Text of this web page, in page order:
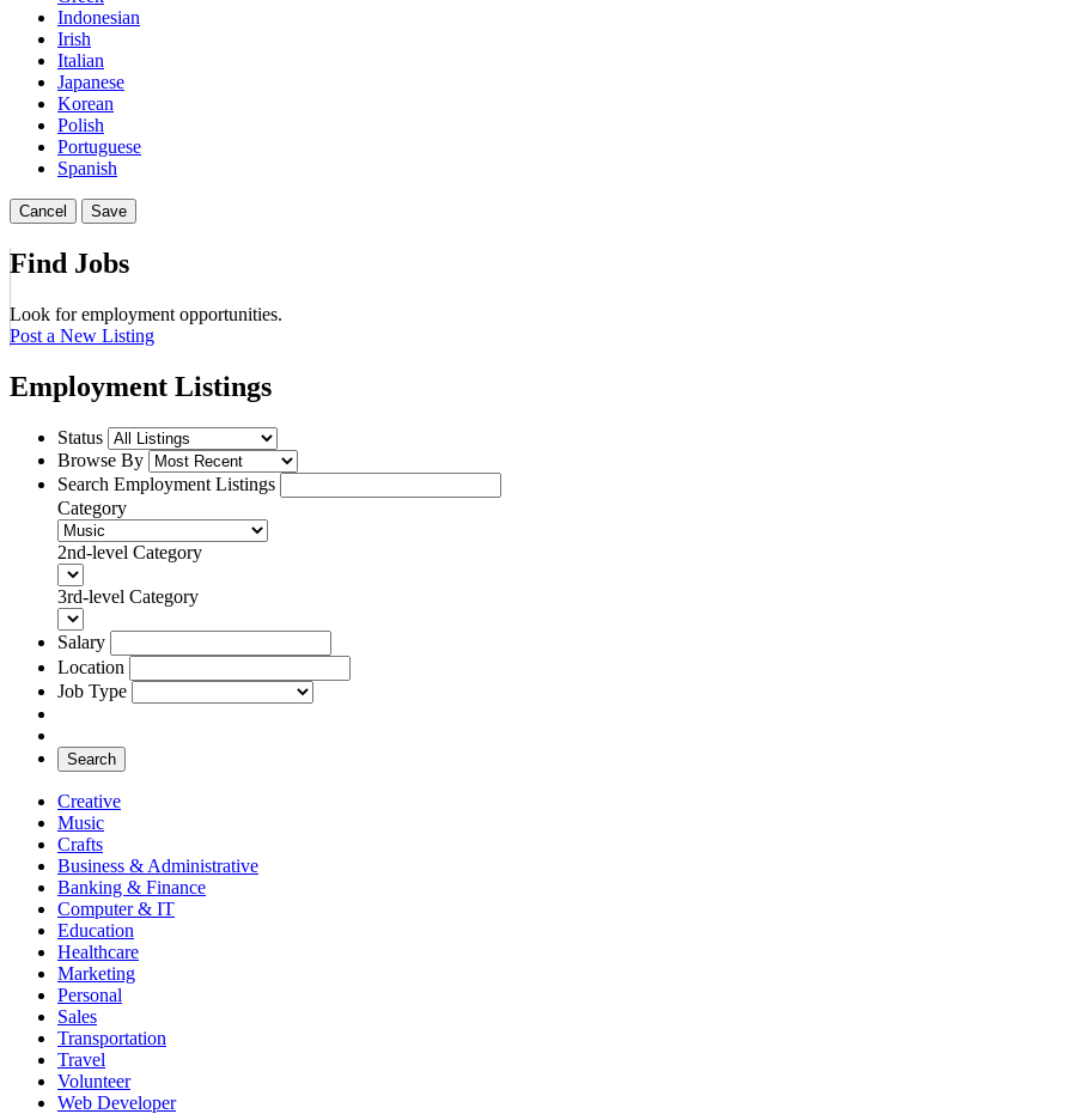
Indonesian
Irish
Italian
Japanese
Korean
Polish
Portuguese
Spanish
Cancel Save
Find Jobs
Look for employment opportunities.
Post a New Listing
Employment Listings
Status
Browse By
Search Employment Listings
Category
2nd-level Category
3rd-level Category
Salary
Location
Job Type
Search
Creative
Music
Crafts
Business & Administrative
Banking & Finance
Computer & IT
Education
Healthcare
Marketing
Personal
Sales
Transportation
Travel
Volunteer
Web Developer